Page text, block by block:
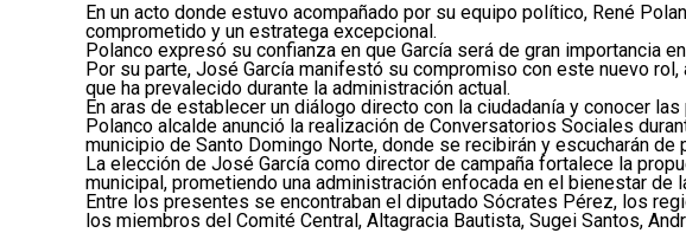
En un acto donde estuvo acompañado por su equipo político, René
comprometido y un estratega excepcional.
Polanco expresó su confianza en que García será de gran importancia
Por su parte, José García manifestó su compromiso con este nuevo
que ha prevalecido durante la administración actual.
En aras de establecer un diálogo directo con la ciudadanía y conocer
Polanco alcalde anunció la realización de Conversatorios Sociales
municipio de Santo Domingo Norte, donde se recibirán y escucharán
La elección de José García como director de campaña fortalece la
municipal, prometiendo una administración enfocada en el bienestar
Entre los presentes se encontraban el diputado Sócrates Pérez, los
los miembros del Comité Central, Altagracia Bautista, Sugei Santos,